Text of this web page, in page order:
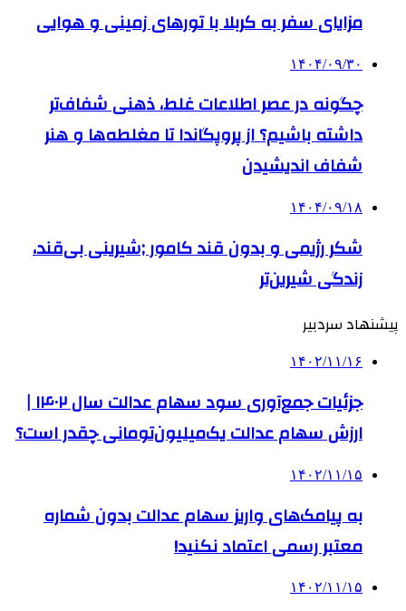
مزایای سفر به کربلا با تورهای زمینی و هوایی
۱۴۰۴/۰۹/۳۰
چگونه در عصر اطلاعات غلط، ذهنی شفاف‌تر
داشته باشیم؟ از پروپگاندا تا مغلطه‌ها و هنر
شفاف اندیشیدن
۱۴۰۴/۰۹/۱۸
شکر رژیمی و بدون قند کامور ;شیرینی بی‌قند،
زندگی شیرین‌تر
پیشنهاد سردبیر
۱۴۰۲/۱۱/۱۶
جزئیات جمع‌آوری سود سهام عدالت سال ۱۴۰۲ |
ارزش سهام عدالت یک‌میلیون‌تومانی چقدر است؟
۱۴۰۲/۱۱/۱۵
به پیامک‌های واریز سهام عدالت بدون شماره
معتبر رسمی اعتماد نکنید!
۱۴۰۲/۱۱/۱۵